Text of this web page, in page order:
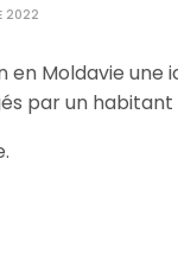
2022
en Moldavie une
par un habitant